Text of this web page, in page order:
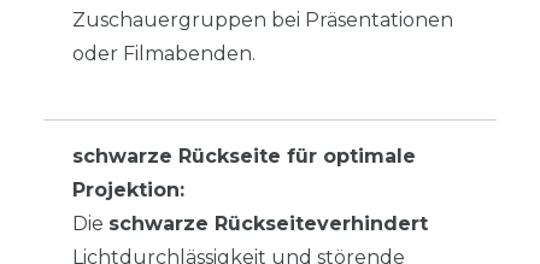
Zuschauergruppen bei Präsentationen
oder Filmabenden.
schwarze Rückseite für optimale
Projektion:
Die schwarze Rückseiteverhindert
Lichtdurchlässigkeit und störende